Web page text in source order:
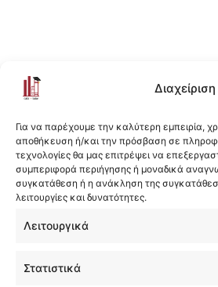
Για να παρέχουμε την καλύτερη εμπειρία,
αποθήκευση ή/και την πρόσβαση σε
τεχνολογίες θα μας επιτρέψει να
συμπεριφορά περιήγησης ή μοναδικά
συγκατάθεση ή η ανάκληση της
λειτουργίες και δυνατότητες.
Λειτουργικά
Στατιστικά